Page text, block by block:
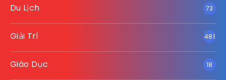
Du Lịch 73
Giải Trí 481
Giáo Dục 18